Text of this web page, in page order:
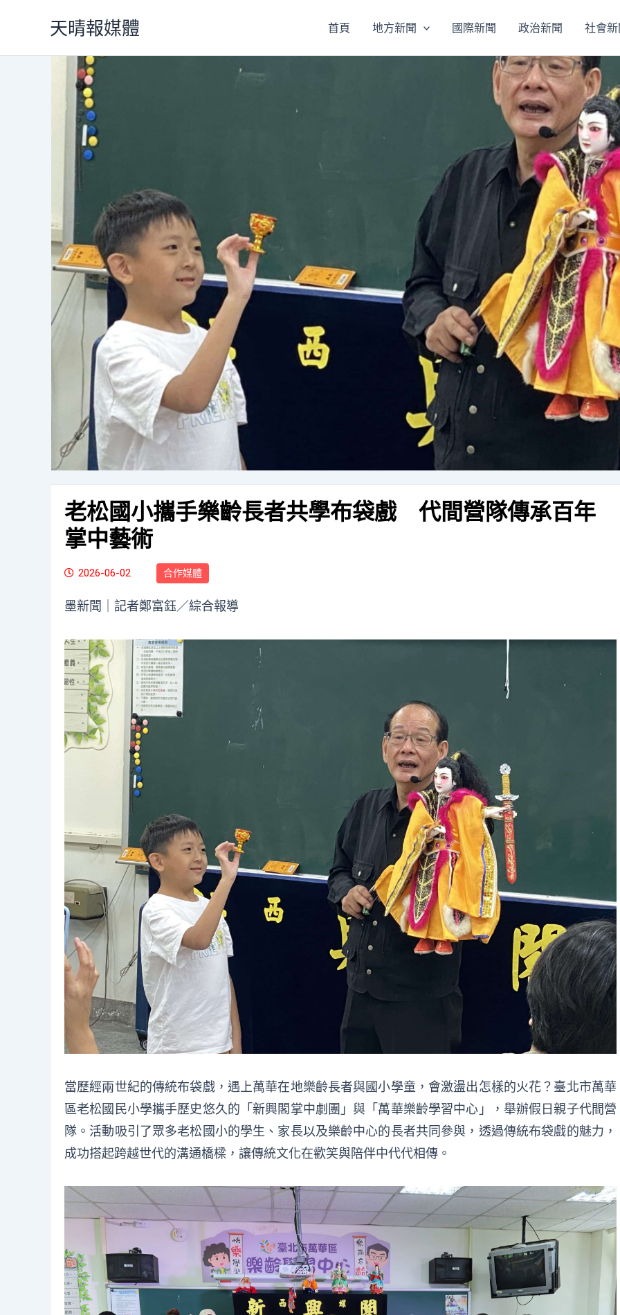
天晴報媒體 首頁 地方新聞 國際新聞 政治新聞 社會
老松國小攜手樂齡長者共學布袋戲 代間營隊傳承百年
掌中藝術
2026-06-02 合作媒體
墨新聞 ｜記者鄭富鈺／綜合報導
當歷經兩世紀的傳統布袋戲，遇上萬華在地樂齡長者與國小學童，會激盪出怎樣的火花？臺北市萬華
區老松國民小學攜手歷史悠久的「新興閣掌中劇團」與「萬華樂齡學習中心」，舉辦假日親子代間營
隊。活動吸引了眾多老松國小的學生、家長以及樂齡中心的長者共同參與，透過傳統布袋戲的魅力，
成功搭起跨越世代的溝通橋樑，讓傳統文化在歡笑與陪伴中代代相傳。